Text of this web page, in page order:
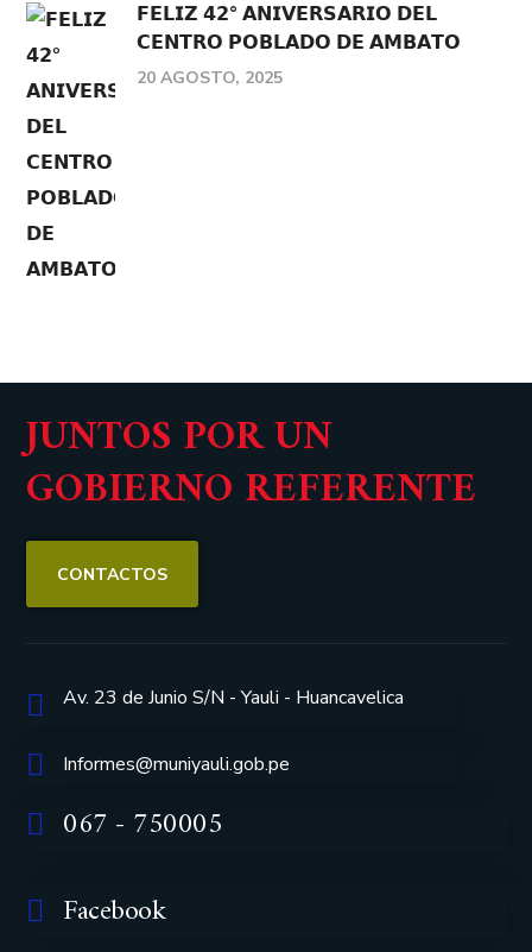
𝗙𝗘𝗟𝗜𝗭 𝟰𝟮° 𝗔𝗡𝗜𝗩𝗘𝗥𝗦𝗔𝗥𝗜𝗢 𝗗𝗘𝗟
𝗖𝗘𝗡𝗧𝗥𝗢 𝗣𝗢𝗕𝗟𝗔𝗗𝗢 𝗗𝗘 𝗔𝗠𝗕𝗔𝗧𝗢
20 AGOSTO, 2025
JUNTOS POR UN
GOBIERNO REFERENTE
CONTACTOS
Av. 23 de Junio S/N - Yauli - Huancavelica
Informes@muniyauli.gob.pe
067 - 750005
Facebook